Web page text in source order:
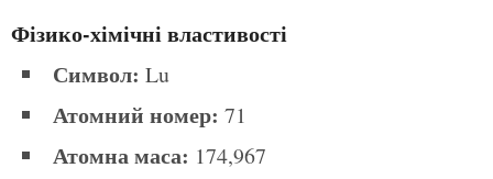
Фізико-хімічні властивості
Символ: Lu
Атомний номер: 71
Атомна маса: 174,967